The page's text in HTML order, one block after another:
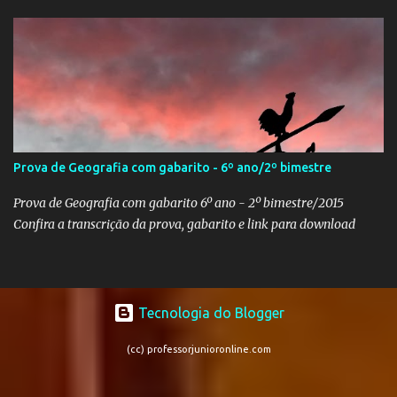
Prova de Geografia com gabarito - 6º ano/2º bimestre
Prova de Geografia com gabarito 6º ano - 2º bimestre/2015
Confira a transcrição da prova, gabarito e link para download
Tecnologia do Blogger
(cc) professorjunioronline.com